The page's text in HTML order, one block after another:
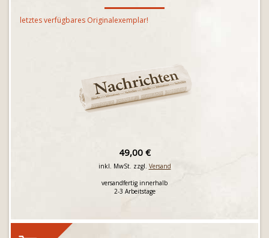
letztes verfügbares Originalexemplar!
49,00 €
inkl. MwSt. zzgl. Versand
versandfertig innerhalb
2-3 Arbeitstage